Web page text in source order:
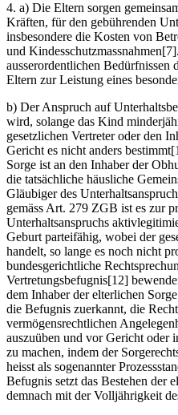
4. a) Die Eltern sorgen
Kräften, für den gebührenden
insbesondere die Kosten von
und
ausserordentlichen Bedürfnissen
Eltern zur Leistung eines
b) Der Anspruch auf
wird, solange das Kind
gesetzlichen Vertreter oder den
Gericht es nicht anders
Sorge ist an den Inhaber der
die tatsächliche häusliche
Gläubiger des
gemäss Art. 279 ZGB ist es zur
Unterhaltsanspruchs
Geburt parteifähig, wobei der
handelt, so lange es noch nicht
bundesgerichtliche
Vertretungsbefugnis[12]
dem Inhaber der elterlichen
die Befugnis zuerkannt, die
vermögensrechtlichen
auszuüben und vor Gericht oder
zu machen, indem der
heisst als sogenannter
Befugnis setzt das Bestehen der
demnach mit der Volljährigkeit